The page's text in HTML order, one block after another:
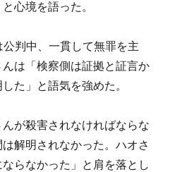
心境を語った。
判中、一貫して無罪を主
は「検察側は証拠と証言か
た」と語気を強めた。
が殺害されなければならな
解明されなかった。ハオさ
らなかった」と肩を落とし